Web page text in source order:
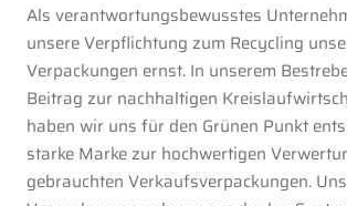
Als verantwortungsbewusstes
unsere Verpflichtung zum Recycling
Verpackungen ernst. In unserem
Beitrag zur nachhaltigen
haben wir uns für den Grünen Punkt
starke Marke zur hochwertigen
gebrauchten Verkaufsverpackungen.